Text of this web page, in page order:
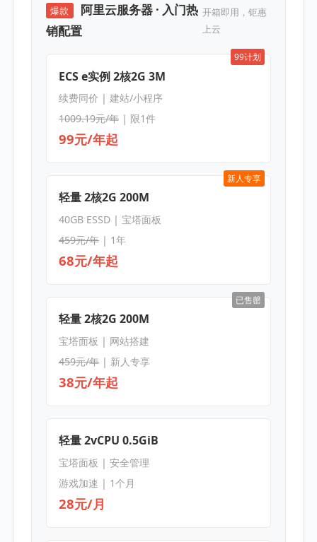
爆款
阿里云服务器 · 入门热
销配置
开箱即用，钜惠
上云
99计划
ECS e实例 2核2G 3M
续费同价 | 建站/小程序
1009.19元/年| 限1件
99元/年起
新人专享
轻量 2核2G 200M
40GB ESSD | 宝塔面板
459元/年| 1年
68元/年起
已售罄
轻量 2核2G 200M
宝塔面板 | 网站搭建
459元/年| 新人专享
38元/年起
轻量 2vCPU 0.5GiB
宝塔面板 | 安全管理
游戏加速 | 1个月
28元/月